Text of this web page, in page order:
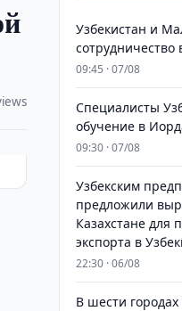
Узбекистан и
сотрудничество
09:45 · 07/08
Специалисты
обучение в
09:30 · 07/08
Узбекским
предложили
Казахстане для
экспорта в
22:30 · 06/08
В шести